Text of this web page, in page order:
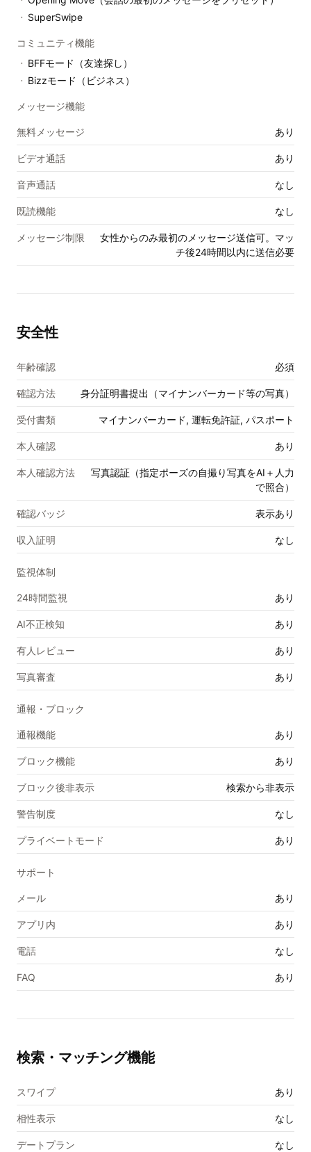
・ SuperSwipe
コミュニティ機能
・ BFFモード（友達探し）
・ Bizzモード（ビジネス）
メッセージ機能
無料メッセージ あり
ビデオ通話 あり
音声通話 なし
既読機能 なし
メッセージ制限
女性からのみ最初のメッセージ送信可。マッ
チ後24時間以内に送信必要
安全性
年齢確認 必須
確認方法 身分証明書提出（マイナンバーカード等の写真）
受付書類 マイナンバーカード, 運転免許証, パスポート
本人確認 あり
本人確認方法
写真認証（指定ポーズの自撮り写真をAI＋人力
で照合）
確認バッジ 表示あり
収入証明 なし
監視体制
24時間監視 あり
AI不正検知 あり
有人レビュー あり
写真審査 あり
通報・ブロック
通報機能 あり
ブロック機能 あり
ブロック後非表示 検索から非表示
警告制度 なし
プライベートモード あり
サポート
メール あり
アプリ内 あり
電話 なし
FAQ あり
検索・マッチング機能
スワイプ あり
相性表示 なし
デートプラン なし